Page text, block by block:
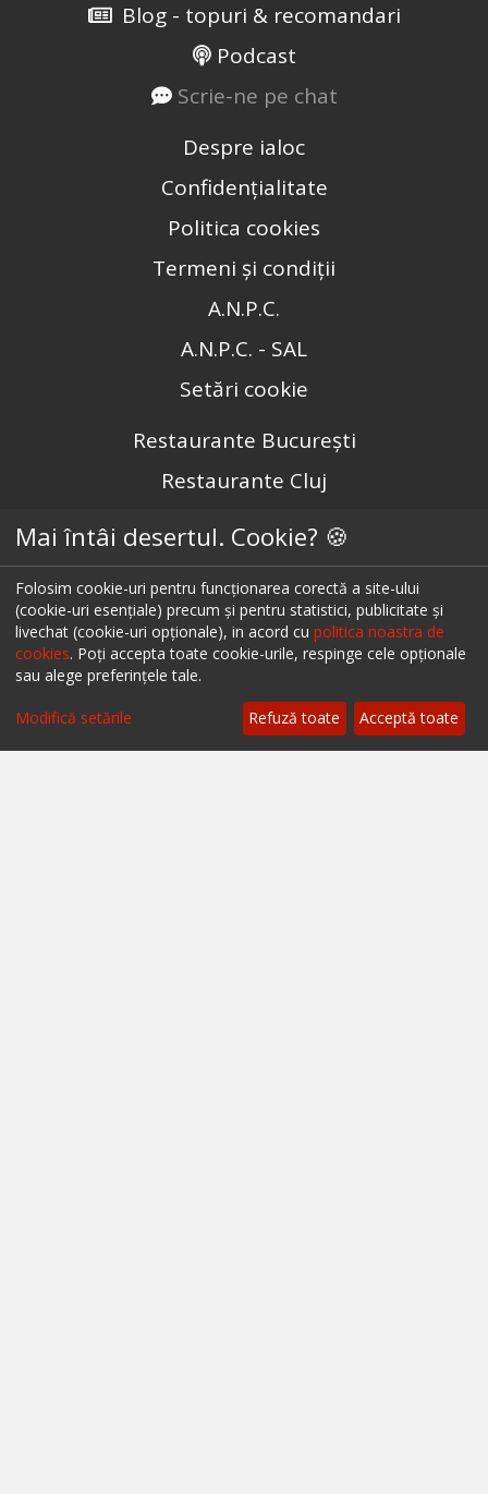
Blog - topuri & recomandari
Podcast
Scrie-ne pe chat
Despre ialoc
Confidențialitate
Politica cookies
Termeni și condiții
A.N.P.C.
A.N.P.C. - SAL
Setări cookie
Restaurante București
Restaurante Cluj
Restaurante Timișoara
Restaurante Brașov
Restaurante Iași
Restaurante Sibiu
Restaurante Valea Prahovei
Restaurante Litoral
Mai întâi desertul. Cookie? 🍪
Folosim cookie-uri pentru funcționarea corectă a site-ului
(cookie-uri esențiale) precum și pentru statistici, publicitate și
livechat (cookie-uri opționale), in acord cu politica noastra de
cookies. Poți accepta toate cookie-urile, respinge cele opționale
sau alege preferințele tale.
Modifică setările Refuză toate Acceptă toate